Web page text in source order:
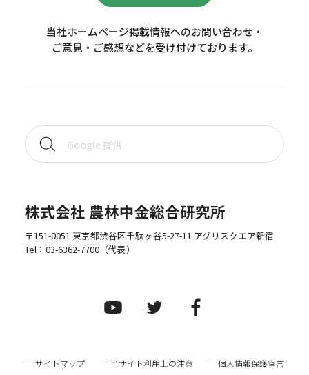
当社ホームページ掲載情報へのお問い合わせ・
ご意見・ご感想などを受け付けております。
株式会社 農林中金総合研究所
〒151-0051 東京都渋谷区千駄ヶ谷5-27-11 アグリスクエア新宿
Tel： 03-6362-7700（代表）
サイトマップ 当サイト利用上の注意 個人情報保護宣言